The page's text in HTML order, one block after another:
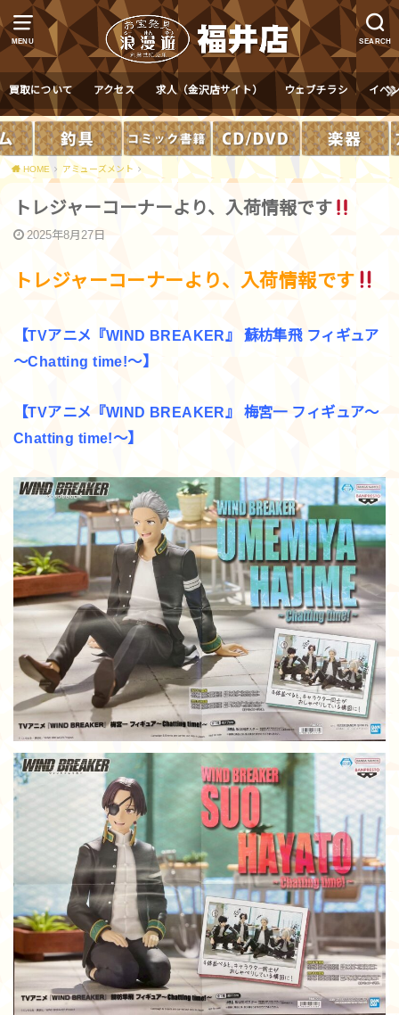
MENU SEARCH
買取について アクセス 求人（金沢店サイト） ウェブチラシ イベ
HOME アミューズメント
トレジャーコーナーより、入荷情報です
2025年8月27日
トレジャーコーナーより、入荷情報です
【TVアニメ『WIND BREAKER』 蘇枋隼飛 フィギュア
～Chatting time!～】
【TVアニメ『WIND BREAKER』 梅宮一 フィギュア～
Chatting time!～】